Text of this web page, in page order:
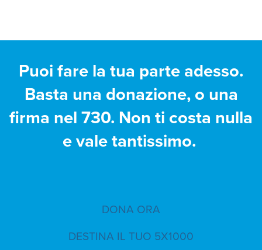
Puoi fare la tua parte adesso.
Basta una donazione, o una
firma nel 730. Non ti costa nulla
e vale tantissimo.
DONA ORA
DESTINA IL TUO 5X1000